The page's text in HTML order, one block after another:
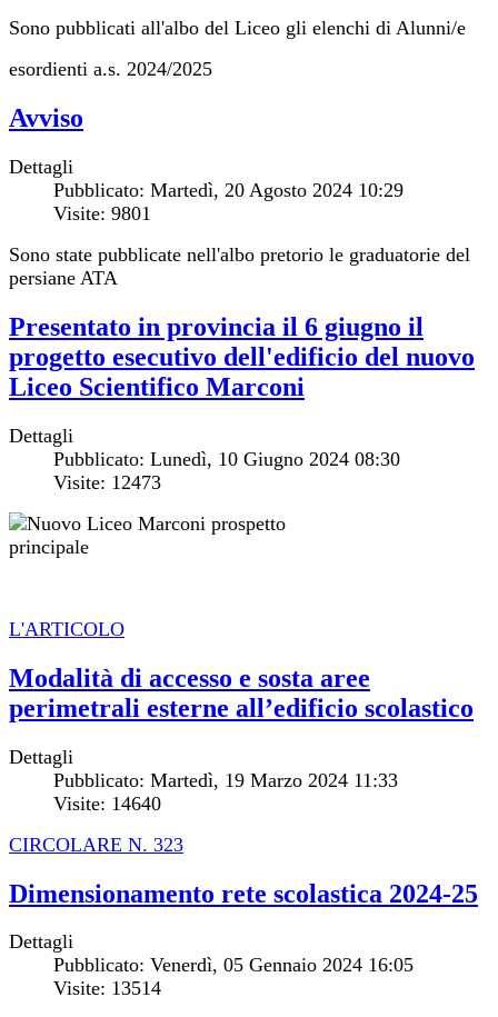
Sono pubblicati all'albo del Liceo gli elenchi di Alunni/e
esordienti a.s. 2024/2025
Avviso
Dettagli
Pubblicato: Martedì, 20 Agosto 2024 10:29
Visite: 9801
Sono state pubblicate nell'albo pretorio le graduatorie del
persiane ATA
Presentato in provincia il 6 giugno il
progetto esecutivo dell'edificio del nuovo
Liceo Scientifico Marconi
Dettagli
Pubblicato: Lunedì, 10 Giugno 2024 08:30
Visite: 12473
L'ARTICOLO
Modalità di accesso e sosta aree
perimetrali esterne all’edificio scolastico
Dettagli
Pubblicato: Martedì, 19 Marzo 2024 11:33
Visite: 14640
CIRCOLARE N. 323
Dimensionamento rete scolastica 2024-25
Dettagli
Pubblicato: Venerdì, 05 Gennaio 2024 16:05
Visite: 13514